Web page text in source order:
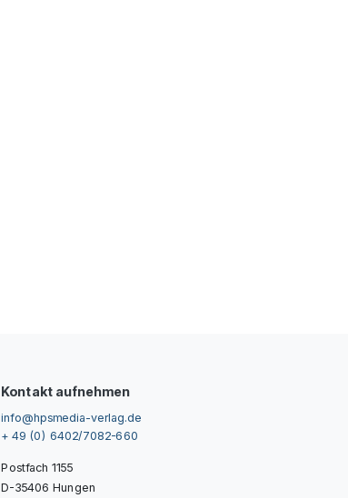
Kontakt aufnehmen
info@hpsmedia-verlag.de
+ 49 (0) 6402/7082-660
Postfach 1155
D-35406 Hungen